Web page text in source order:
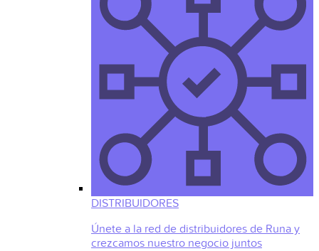
DISTRIBUIDORES
Únete a la red de distribuidores de Runa y
crezcamos nuestro negocio juntos